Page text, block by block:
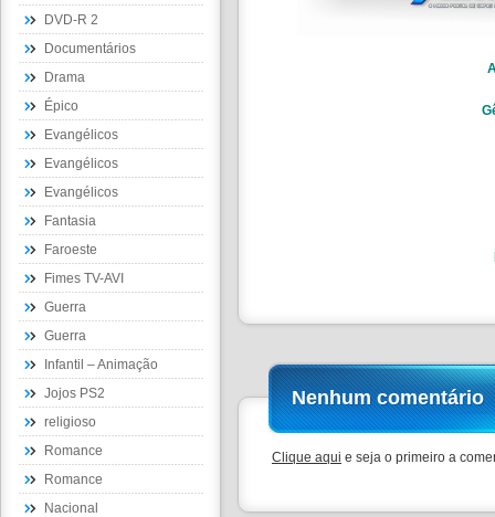
DVD-R 2
Documentários
Drama
Épico
Evangélicos
Evangélicos
Evangélicos
Fantasia
Faroeste
Fimes TV-AVI
Guerra
Guerra
Infantil – Animação
Jojos PS2
religioso
Romance
Romance
Nacional
Nenhum comentário
Clique aqui e seja o primeiro a